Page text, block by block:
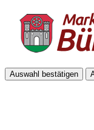
Auswahl bestätigen